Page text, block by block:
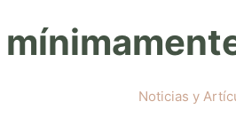
Noticias y